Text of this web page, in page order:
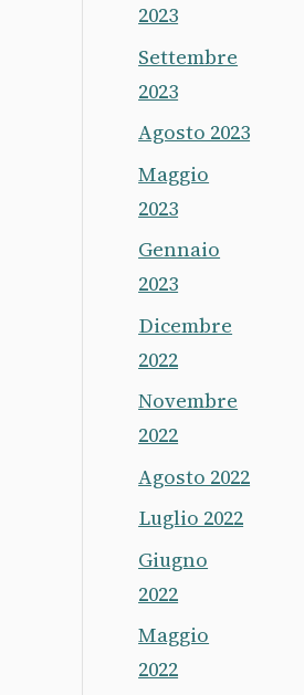
2023
Settembre
2023
Agosto 2023
Maggio
2023
Gennaio
2023
Dicembre
2022
Novembre
2022
Agosto 2022
Luglio 2022
Giugno
2022
Maggio
2022